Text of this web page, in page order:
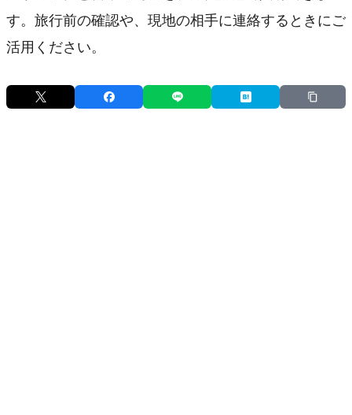
す。旅行前の確認や、現地の相手に連絡するときにご
活用ください。